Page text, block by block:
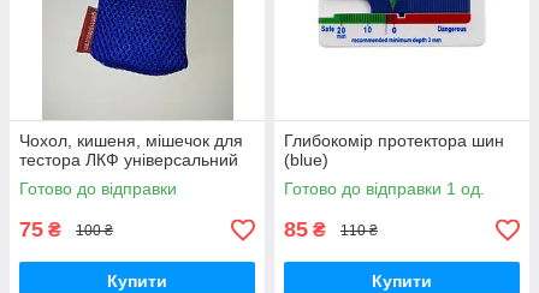
Чохол, кишеня, мішечок для
тестора ЛКФ універсальний
Готово до відправки
75 ₴ 100 ₴
Купити
Глибокомір протектора шин
(blue)
Готово до відправки 1 од.
85 ₴ 110 ₴
Купити